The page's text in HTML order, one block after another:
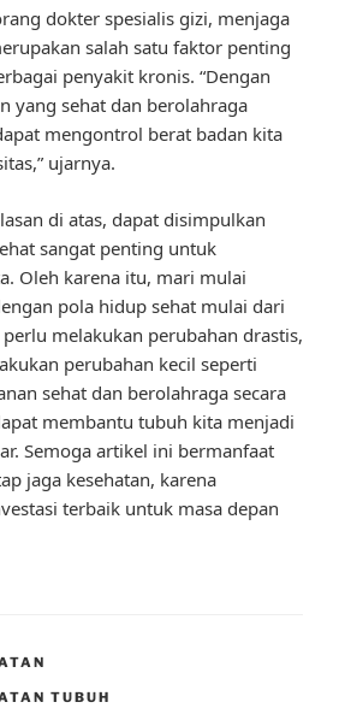
dokter spesialis gizi, menjaga
salah satu faktor penting
penyakit kronis. “Dengan
yang sehat dan berolahraga
mengontrol berat badan kita
ujarnya.
di atas, dapat disimpulkan
sangat penting untuk
Oleh karena itu, mari mulai
pola hidup sehat mulai dari
melakukan perubahan drastis,
perubahan kecil seperti
sehat dan berolahraga secara
membantu tubuh kita menjadi
Semoga artikel ini bermanfaat
jaga kesehatan, karena
terbaik untuk masa depan
TUBUH